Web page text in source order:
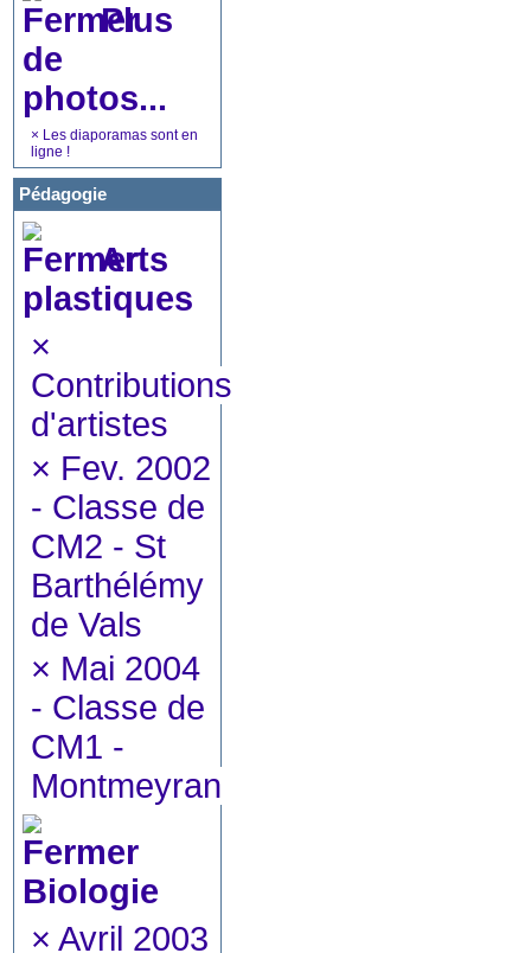
Plus
de
photos...
× Les diaporamas sont en
ligne !
Pédagogie
Arts
plastiques
×
Contributions
d'artistes
× Fev. 2002
- Classe de
CM2 - St
Barthélémy
de Vals
× Mai 2004
- Classe de
CM1 -
Montmeyran
Biologie
× Avril 2003